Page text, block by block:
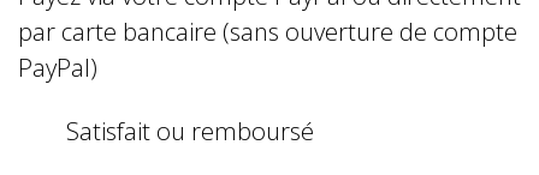
par carte bancaire (sans ouverture de compte
PayPal)
Satisfait ou remboursé